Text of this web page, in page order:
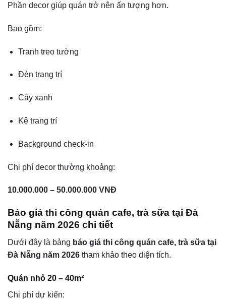
Phần decor giúp quán trở nên ấn tượng hơn.
Bao gồm:
Tranh treo tường
Đèn trang trí
Cây xanh
Kệ trang trí
Background check-in
Chi phí decor thường khoảng:
10.000.000 – 50.000.000 VNĐ
Báo giá thi công quán cafe, trà sữa tại Đà
Nẵng năm 2026 chi tiết
Dưới đây là bảng báo giá thi công quán cafe, trà sữa tại
Đà Nẵng năm 2026 tham khảo theo diện tích.
Quán nhỏ 20 – 40m²
Chi phí dự kiến: